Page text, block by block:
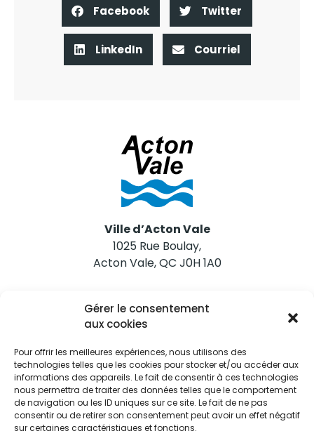
Gérer le consentement
aux cookies
Pour offrir les meilleures expériences, nous utilisons des
technologies telles que les cookies pour stocker et/ou accéder aux
informations des appareils. Le fait de consentir à ces technologies
nous permettra de traiter des données telles que le comportement
de navigation ou les ID uniques sur ce site. Le fait de ne pas
consentir ou de retirer son consentement peut avoir un effet négatif
sur certaines caractéristiques et fonctions.
Facebook Twitter
LinkedIn Courriel
Ville d’Acton Vale
1025 Rue Boulay,
Acton Vale, QC J0H 1A0
Nous joindre
Tél. 450 546-2703
Restez informés